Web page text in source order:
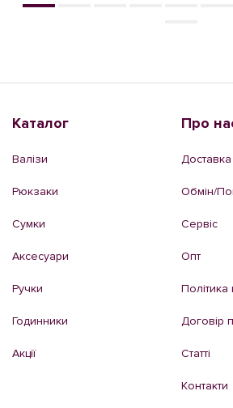
Каталог
Валізи
Рюкзаки
Сумки
Аксесуари
Ручки
Годинники
Акції
Про
Обмін/
Сервіс
Опт
Політика
Договір
Статті
Контакти